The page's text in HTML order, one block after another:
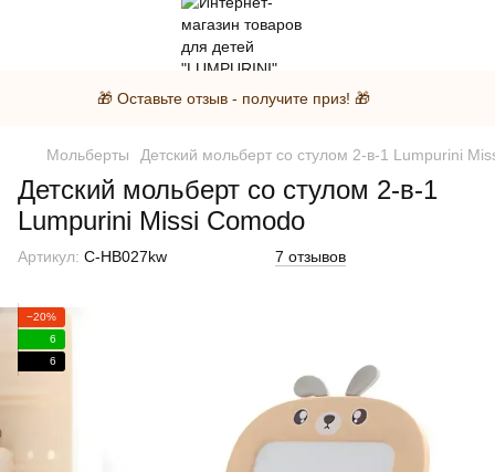
🎁 Оставьте отзыв - получите приз! 🎁
Мольберты Детский мольберт со стулом 2-в-1 Lumpurini
Детский мольберт со стулом 2-в-1
Lumpurini Missi Comodo
Артикул: C-HB027kw 7 отзывов
−20%
6
6